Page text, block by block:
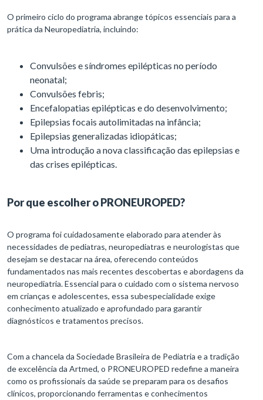
O primeiro ciclo do programa abrange tópicos essenciais para a
prática da Neuropediatria, incluindo:
Convulsões e síndromes epilépticas no período
neonatal;
Convulsões febris;
Encefalopatias epilépticas e do desenvolvimento;
Epilepsias focais autolimitadas na infância;
Epilepsias generalizadas idiopáticas;
Uma introdução a nova classificação das epilepsias e
das crises epilépticas.
Por que escolher o PRONEUROPED?
O programa foi cuidadosamente elaborado para atender às
necessidades de pediatras, neuropediatras e neurologistas que
desejam se destacar na área, oferecendo conteúdos
fundamentados nas mais recentes descobertas e abordagens da
neuropediatria. Essencial para o cuidado com o sistema nervoso
em crianças e adolescentes, essa subespecialidade exige
conhecimento atualizado e aprofundado para garantir
diagnósticos e tratamentos precisos.
Com a chancela da Sociedade Brasileira de Pediatria e a tradição
de excelência da Artmed, o PRONEUROPED redefine a maneira
como os profissionais da saúde se preparam para os desafios
clínicos, proporcionando ferramentas e conhecimentos